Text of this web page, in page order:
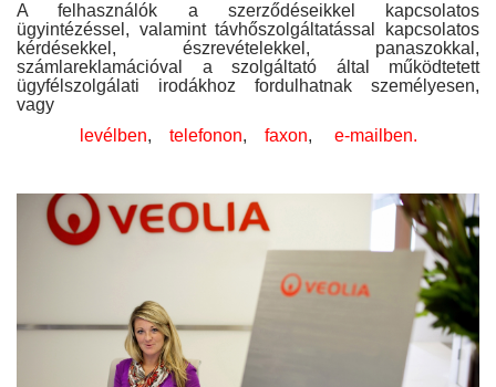
A felhasználók a szerződéseikkel kapcsolatos
ügyintézéssel, valamint távhőszolgáltatással kapcsolatos
kérdésekkel, észrevételekkel, panaszokkal,
számlareklamációval a szolgáltató által működtetett
ügyfélszolgálati irodákhoz fordulhatnak személyesen,
vagy
levélben, telefonon, faxon, e-mailben.